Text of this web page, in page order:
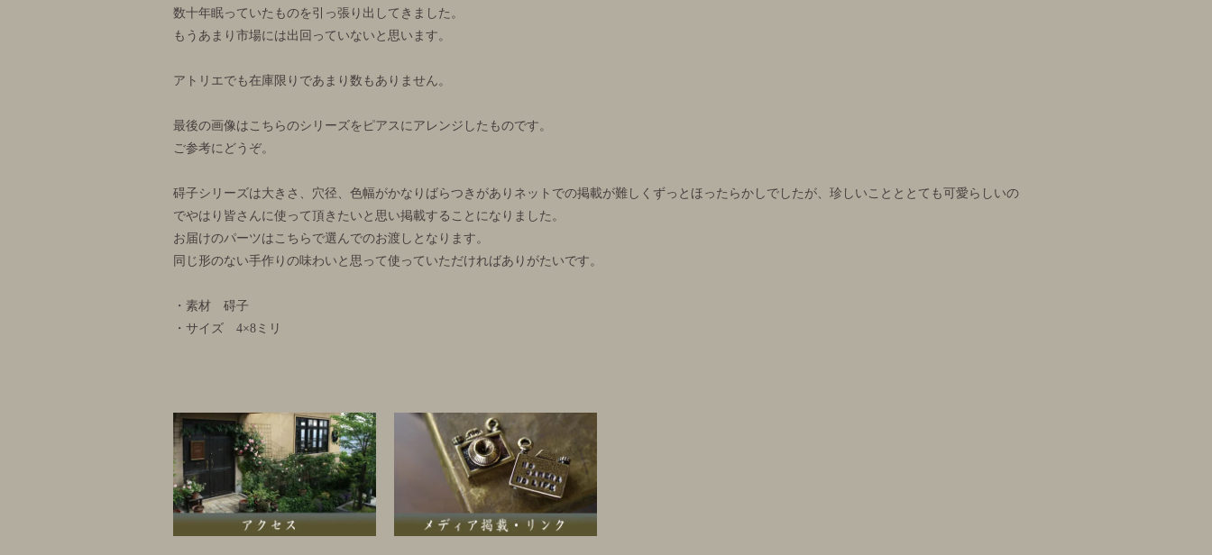
数十年眠っていたものを引っ張り出してきました。
もうあまり市場には出回っていないと思います。
アトリエでも在庫限りであまり数もありません。
最後の画像はこちらのシリーズをピアスにアレンジしたものです。
ご参考にどうぞ。
碍子シリーズは大きさ、穴径、色幅がかなりばらつきがありネットでの掲載が難しくずっとほったらかしでしたが、珍しいことととても可愛らしいの
でやはり皆さんに使って頂きたいと思い掲載することになりました。
お届けのパーツはこちらで選んでのお渡しとなります。
同じ形のない手作りの味わいと思って使っていただければありがたいです。
・素材 碍子
・サイズ 4×8ミリ